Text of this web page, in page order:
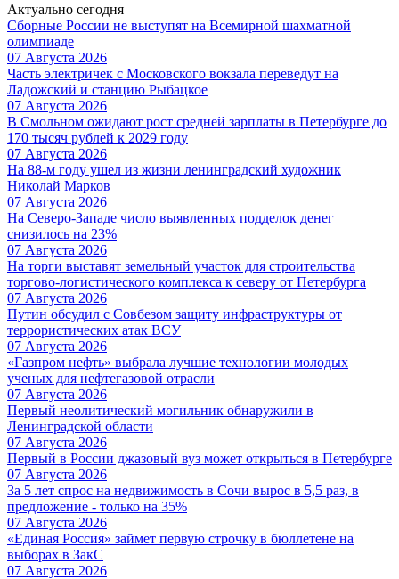
Актуально сегодня
Сборные России не выступят на Всемирной шахматной
олимпиаде
07 Августа 2026
Часть электричек с Московского вокзала переведут на
Ладожский и станцию Рыбацкое
07 Августа 2026
В Смольном ожидают рост средней зарплаты в Петербурге до
170 тысяч рублей к 2029 году
07 Августа 2026
На 88-м году ушел из жизни ленинградский художник
Николай Марков
07 Августа 2026
На Северо-Западе число выявленных подделок денег
снизилось на 23%
07 Августа 2026
На торги выставят земельный участок для строительства
торгово-логистического комплекса к северу от Петербурга
07 Августа 2026
Путин обсудил с Совбезом защиту инфраструктуры от
террористических атак ВСУ
07 Августа 2026
«Газпром нефть» выбрала лучшие технологии молодых
ученых для нефтегазовой отрасли
07 Августа 2026
Первый неолитический могильник обнаружили в
Ленинградской области
07 Августа 2026
Первый в России джазовый вуз может открыться в Петербурге
07 Августа 2026
За 5 лет спрос на недвижимость в Сочи вырос в 5,5 раз, в
предложение - только на 35%
07 Августа 2026
«Единая Россия» займет первую строчку в бюллетене на
выборах в ЗакС
07 Августа 2026